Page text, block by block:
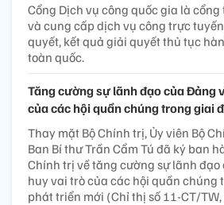
Cổng Dịch vụ công quốc gia là
và cung cấp dịch vụ công trực
quyết, kết quả giải quyết thủ tục
toàn quốc.
Tăng cường sự lãnh đạo của Đảng
của các hội quần chúng trong giai
Thay mặt Bộ Chính trị, Ủy viên Bộ
Ban Bí thư Trần Cẩm Tú đã ký ban
Chính trị về tăng cường sự lãnh
huy vai trò của các hội quần chúng
phát triển mới (Chỉ thị số 11-CT/